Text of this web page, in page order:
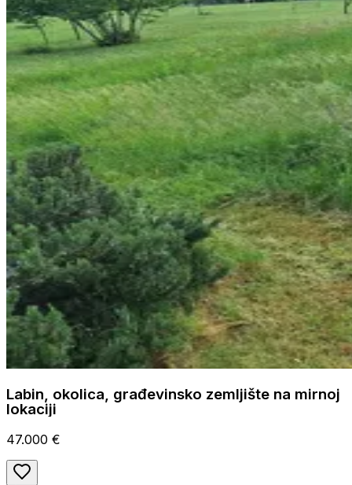
Labin, okolica, građevinsko zemljište na mirnoj
lokaciji
47.000 €